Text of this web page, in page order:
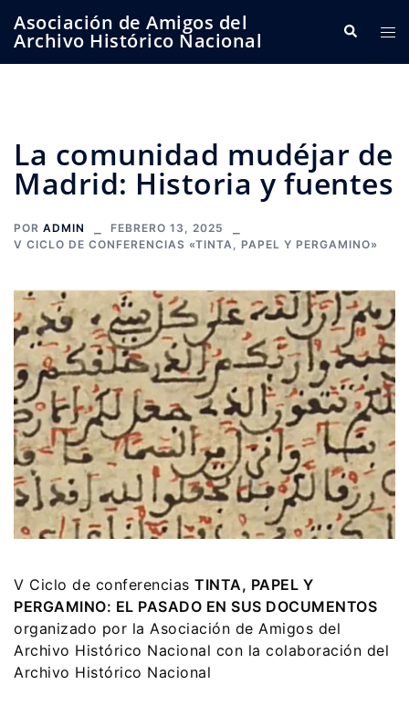
Asociación de Amigos del
Archivo Histórico Nacional Buscar
La comunidad mudéjar de
Madrid: Historia y fuentes
POR ADMIN
FEBRERO 13, 2025
V CICLO DE CONFERENCIAS «TINTA, PAPEL Y PERGAMINO»
V Ciclo de conferencias TINTA, PAPEL Y
PERGAMINO: EL PASADO EN SUS DOCUMENTOS
organizado por la Asociación de Amigos del
Archivo Histórico Nacional con la colaboración del
Archivo Histórico Nacional